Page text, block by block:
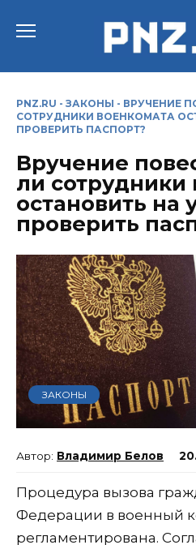
PNZ.RU - ЗАКОНЫ - ВРУЧЕНИЕ
СОТРУДНИКИ ВОЕНКОМАТА
ПРОВЕРИТЬ ПАСПОРТ?
Вручение
ли сотрудники
остановить на
проверить
ЗАКОНЫ
Владимир Белов
Процедура вызова
Федерации в военный
регламентирована.